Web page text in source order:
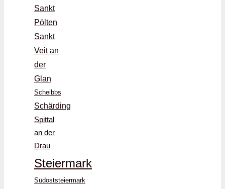
Sankt
Pölten
Sankt
Veit an
der
Glan
Scheibbs
Schärding
Spittal
an der
Drau
Steiermark
Südoststeiermark